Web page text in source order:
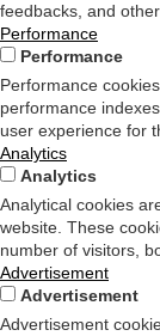
feedbacks, and
Performance
Performance
Performance
performance
user experience for
Analytics
Analytics
Analytical cookies
website. These
number of visitors,
Advertisement
Advertisement
Advertisement